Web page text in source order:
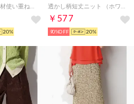
20%
￥577
90%OFF 20%